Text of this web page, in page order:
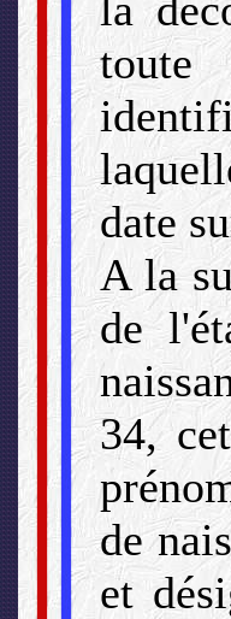
toute
date
A la
de
34,
de
et